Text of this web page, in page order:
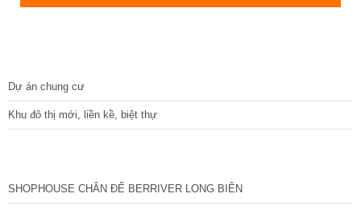
Dự án chung cư
Khu đô thị mới, liền kề, biệt thự
SHOPHOUSE CHÂN ĐẾ BERRIVER LONG BIÊN